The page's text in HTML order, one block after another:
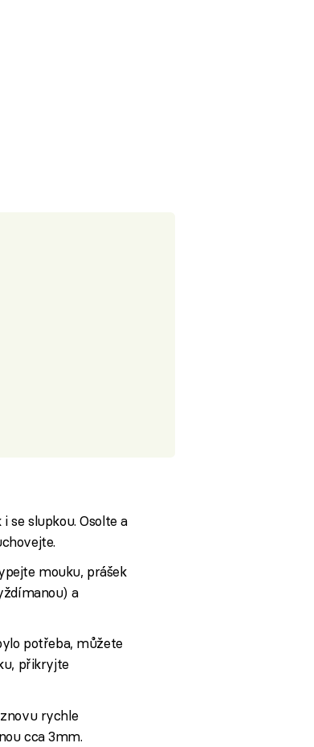
se slupkou. Osolte a
mouku, prášek
a
potřeba, můžete
přikryjte
rychle
cca 3mm.